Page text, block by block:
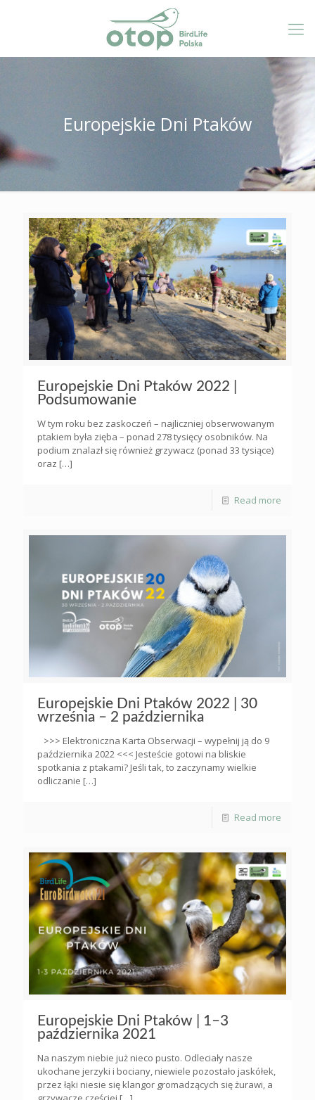
Europejskie Dni Ptaków
Europejskie Dni Ptaków 2022 |
Podsumowanie
W tym roku bez zaskoczeń – najliczniej obserwowanym
ptakiem była zięba – ponad 278 tysięcy osobników. Na
podium znalazł się również grzywacz (ponad 33 tysiące)
oraz […]
Read more
Europejskie Dni Ptaków 2022 | 30
września – 2 października
>>> Elektroniczna Karta Obserwacji – wypełnij ją do 9
października 2022 <<< Jesteście gotowi na bliskie
spotkania z ptakami? Jeśli tak, to zaczynamy wielkie
odliczanie […]
Read more
Europejskie Dni Ptaków | 1–3
października 2021
Na naszym niebie już nieco pusto. Odleciały nasze
ukochane jerzyki i bociany, niewiele pozostało jaskółek,
przez łąki niesie się klangor gromadzących się żurawi, a